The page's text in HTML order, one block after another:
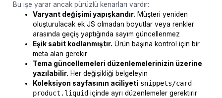
Bu işe yarar ancak pürüzlü kenarları vardır:
Varyant değişimi yapışkandır. Müşteri yeniden
oluşturulacak ek JS olmadan boyutlar veya renkler
arasında geçiş yaptığında sayım güncellenmez
Eşik sabit kodlanmıştır. Ürün başına kontrol için bir
meta alan gerekir
Tema güncellemeleri düzenlemelerinizin üzerine
yazılabilir. Her değişikliği belgeleyin
Koleksiyon sayfasının aciliyeti snippets/card-
product.liquid içinde ayrı düzenlemeler gerektirir